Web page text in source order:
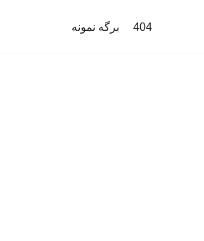
404 برگه نمونه